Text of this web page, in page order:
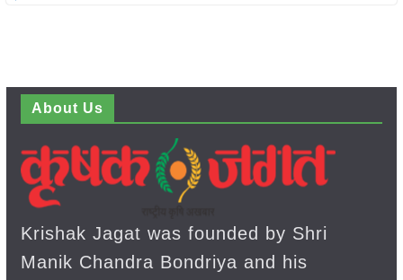
About Us
Krishak Jagat was founded by Shri
Manik Chandra Bondriya and his